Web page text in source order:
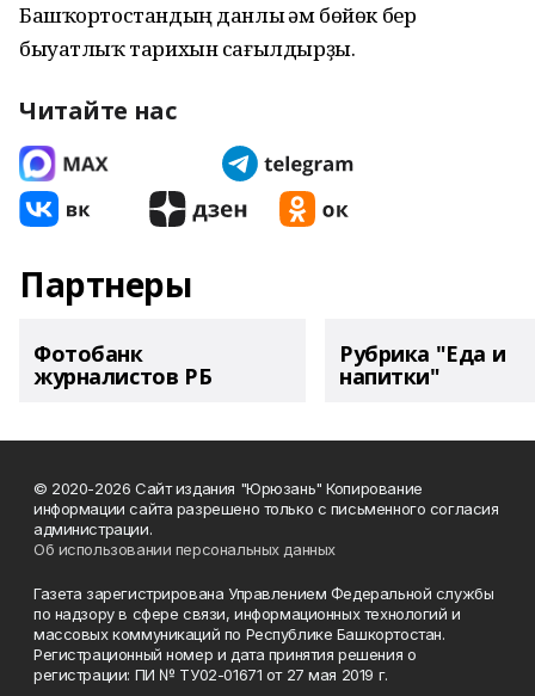
Башҡортостандың данлы һәм бөйөк бер
быуатлыҡ тарихын сағылдырҙы.
Читайте нас
Партнеры
Фотобанк
журналистов РБ
Рубрика "Еда и
напитки"
© 2020-2026 Сайт издания "Юрюзань" Копирование
информации сайта разрешено только с письменного согласия
администрации.
Об использовании персональных данных
Газета зарегистрирована Управлением Федеральной службы
по надзору в сфере связи, информационных технологий и
массовых коммуникаций по Республике Башкортостан.
Регистрационный номер и дата принятия решения о
регистрации: ПИ № ТУ02-01671 от 27 мая 2019 г.